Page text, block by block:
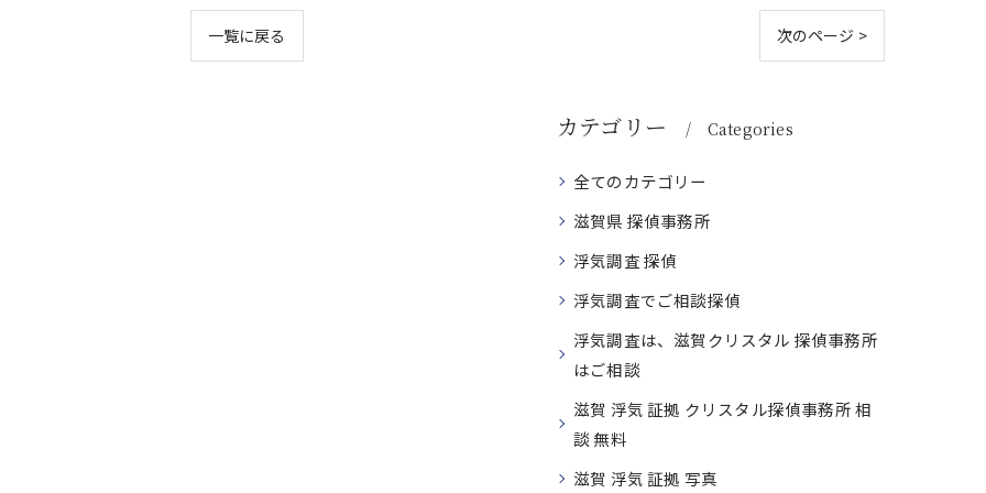
一覧に戻る 次のページ >
カテゴリー Categories
全てのカテゴリー
滋賀県 探偵事務所
浮気調査 探偵
浮気調査でご相談探偵
浮気調査は、滋賀クリスタル 探偵事務所
はご相談
滋賀 浮気 証拠 クリスタル探偵事務所 相
談 無料
滋賀 浮気 証拠 写真